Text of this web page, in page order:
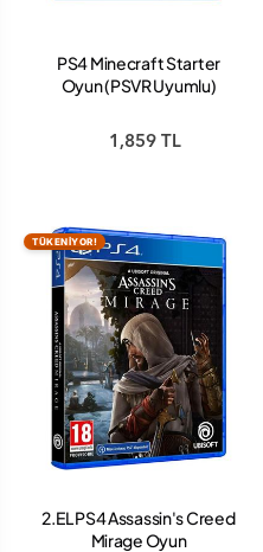
PS4 Minecraft Starter
Oyun (PSVR Uyumlu)
1,859 TL
TÜKENİYOR!
2.EL PS4 Assassin's Creed
Mirage Oyun